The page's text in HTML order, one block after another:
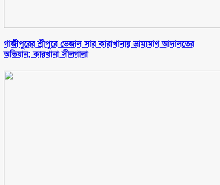
গাজীপুরের শ্রীপুরে ভেজাল সার কারাখানায় ভ্রাম্যমাণ আদালতের
অভিযান; কারখানা সীলগালা